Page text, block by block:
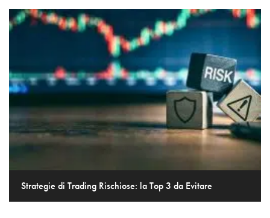
Strategie di Trading Rischiose: la Top 3 da Evitare